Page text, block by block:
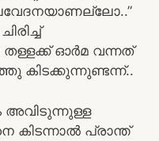
തള്ളക്ക് ഓർമ വന്നത്
കിടക്കുന്നുണ്ടന്ന്..
അവിടുന്നുള്ള
പ്രാന്ത്